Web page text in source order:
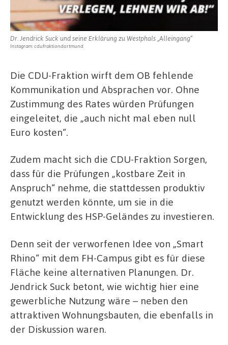
Dr. Jendrick Suck und seine Erklärung zu Westphals „Alleingang“
Instagram: cdufraktiondortmund
Die CDU-Fraktion wirft dem OB fehlende
Kommunikation und Absprachen vor. Ohne
Zustimmung des Rates würden Prüfungen
eingeleitet, die „auch nicht mal eben null
Euro kosten“.
Zudem macht sich die CDU-Fraktion Sorgen,
dass für die Prüfungen „kostbare Zeit in
Anspruch“ nehme, die stattdessen produktiv
genutzt werden könnte, um sie in die
Entwicklung des HSP-Geländes zu investieren.
Denn seit der verworfenen Idee von „Smart
Rhino“ mit dem FH-Campus gibt es für diese
Fläche keine alternativen Planungen. Dr.
Jendrick Suck betont, wie wichtig hier eine
gewerbliche Nutzung wäre – neben den
attraktiven Wohnungsbauten, die ebenfalls in
der Diskussion waren.